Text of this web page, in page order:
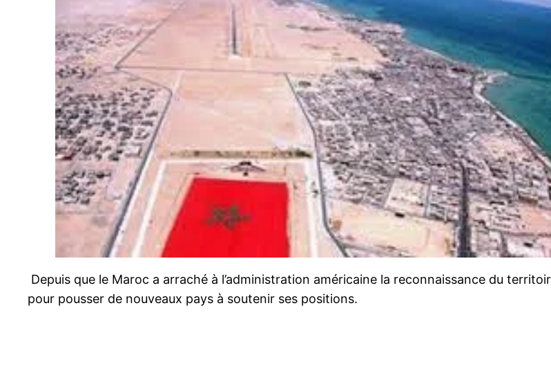
Depuis que le Maroc a arraché à l’administration américaine la reconnaissance du
pour pousser de nouveaux pays à soutenir ses positions.